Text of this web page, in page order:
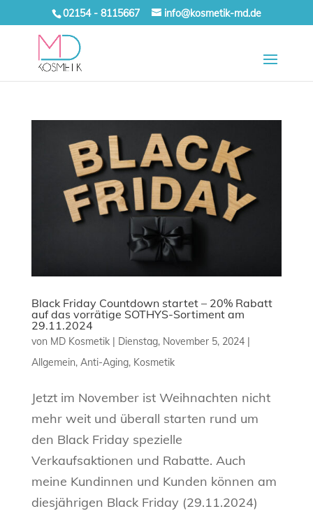
02154 - 8115667 info@kosmetik-md.de
Black Friday Countdown startet – 20% Rabatt
auf das vorrätige SOTHYS-Sortiment am
29.11.2024
von MD Kosmetik| Dienstag, November 5, 2024|
Allgemein, Anti-Aging, Kosmetik
Jetzt im November ist Weihnachten nicht
mehr weit und überall starten rund um
den Black Friday spezielle
Verkaufsaktionen und Rabatte. Auch
meine Kundinnen und Kunden können am
diesjährigen Black Friday (29.11.2024)